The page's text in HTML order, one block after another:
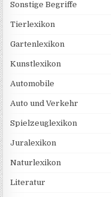
Sonstige Begriffe
Tierlexikon
Gartenlexikon
Kunstlexikon
Automobile
Auto und Verkehr
Spielzeuglexikon
Juralexikon
Naturlexikon
Literatur